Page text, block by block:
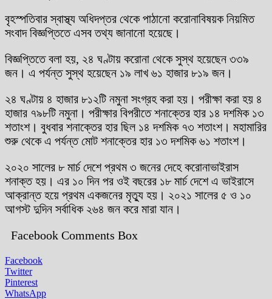
বৃহস্পতিবার স্বাস্থ্য অধিদপ্তর থেকে পাঠানো করোনাবিষয়ক নিয়মিত
সংবাদ বিজ্ঞপ্তিতে এসব তথ্য জানানো হয়েছে।
বিজ্ঞপ্তিতে বলা হয়, ২৪ ঘণ্টায় করোনা থেকে সুস্থ হয়েছেন ৩৩৯
জন। এ পর্যন্ত সুস্থ হয়েছেন ১৯ লাখ ৬১ হাজার ৮১৯ জন।
২৪ ঘণ্টায় ৪ হাজার ৮১২টি নমুনা সংগ্রহ করা হয়। পরীক্ষা করা হয় ৪
হাজার ৭৯৮টি নমুনা। পরীক্ষার বিপরীতে শনাক্তের হার ১৪ দশমিক ১৩
শতাংশ। বুধবার শনাক্তের হার ছিল ১৪ দশমিক ৭৩ শতাংশ। মহামারির
শুরু থেকে এ পর্যন্ত মোট শনাক্তের হার ১৩ দশমিক ৬১ শতাংশ।
২০২০ সালের ৮ মার্চ দেশে প্রথম ৩ জনের দেহে করোনাভাইরাস
শনাক্ত হয়। এর ১০ দিন পর ওই বছরের ১৮ মার্চ দেশে এ ভাইরাসে
আক্রান্ত হয়ে প্রথম একজনের মৃত্যু হয়। ২০২১ সালের ৫ ও ১০
আগস্ট দুদিন সর্বাধিক ২৬৪ জন করে মারা যান।
Facebook Comments Box
Facebook
Twitter
Pinterest
WhatsApp